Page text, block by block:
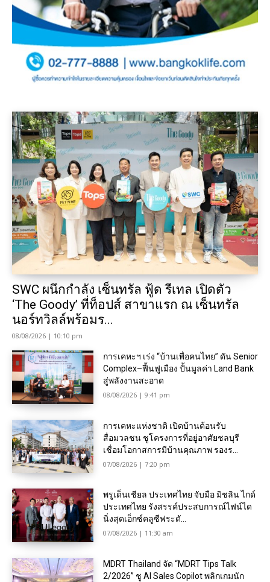
SWC ผนึกกำลัง เซ็นทรัล ฟู้ด รีเทล เปิดตัว
‘The Goody’ ที่ท็อปส์ สาขาแรก ณ เซ็นทรัล
นอร์ทวิลล์พร้อมร...
08/08/2026 | 10:10 pm
การเคหะฯ เร่ง “บ้านเพื่อคนไทย” ดัน Senior
Complex–ฟื้นฟูเมือง ปั้นมูลค่า Land Bank
สู่พลังงานสะอาด
08/08/2026 | 9:41 pm
การเคหะแห่งชาติ เปิดบ้านต้อนรับ
สื่อมวลชน ชูโครงการที่อยู่อาศัยชลบุรี
เชื่อมโอกาสการมีบ้านคุณภาพ รองร...
07/08/2026 | 7:20 pm
พรูเด็นเชียล ประเทศไทย จับมือ มิชลิน ไกด์
ประเทศไทย รังสรรค์ประสบการณ์ไฟน์ได
นิ่งสุดเอ็กซ์คลูซีฟระดั...
07/08/2026 | 11:30 am
MDRT Thailand จัด “MDRT Tips Talk
2/2026” ชู AI Sales Copilot พลิกเกมนัก